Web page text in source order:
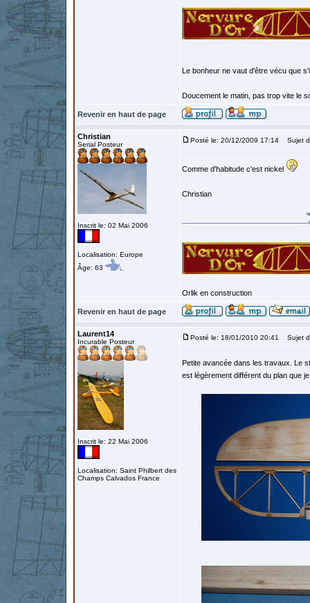
Le bonheur ne vaut d'être vécu que
Doucement le matin, pas trop vite le
Revenir en haut de page
Christian
Serial Posteur
Inscrit le: 02 Mai 2006
Localisation: Europe
Âge: 63
Posté le: 20/12/2009 17:14 Sujet
Comme d'habitude c'est nickel
Christian
Orlik en construction
Revenir en haut de page
Laurent14
Incurable Posteur
Inscrit le: 22 Mai 2006
Localisation: Saint Philbert des
Champs Calvados France
Posté le: 18/01/2010 20:41 Sujet
Petite avancée dans les travaux. Le
est légèrement différent du plan que